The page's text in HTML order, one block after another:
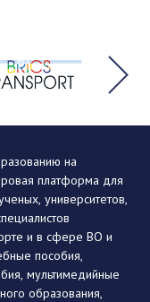
на
платформа для
университетов,
и в сфере ВО и
пособия,
мультимедийные
образования,